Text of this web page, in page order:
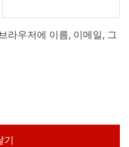
라우저에 이름, 이메일, 그